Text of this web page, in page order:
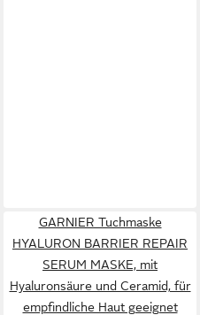
GARNIER Tuchmaske
HYALURON BARRIER REPAIR
SERUM MASKE, mit
Hyaluronsäure und Ceramid, für
empfindliche Haut geeignet